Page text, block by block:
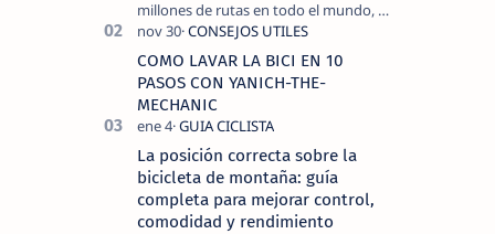
millones de rutas en todo el mundo, y
COROS , marca de dispositivos GPS
reconocida mundialmente por su
tecnolo…
COMO LAVAR LA BICI EN 10
PASOS CON YANICH-THE-
MECHANIC
La posición correcta sobre la
bicicleta de montaña: guía
completa para mejorar control,
comodidad y rendimiento